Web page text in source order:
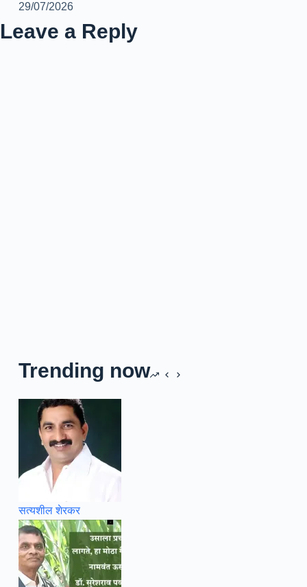
29/07/2026
Leave a Reply
Trending now
सत्यशील शेरकर